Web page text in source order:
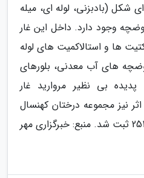
شکل (بادبزنی، لوله ای، میله
وجود دارد. داخل این غار
ها و استالاکمیت های لوله
های آب معدنی، بلورهای
بی نظیر مروارید غار
نیز مجموعه درختان کهنسال